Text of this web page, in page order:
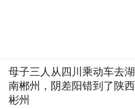
母子三人从四川乘动车去湖
南郴州，阴差阳错到了陕西
彬州